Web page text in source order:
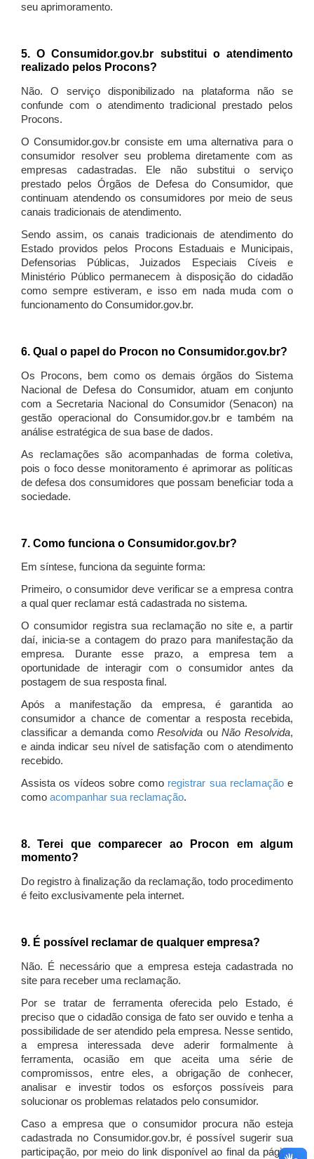
seu aprimoramento.
5. O Consumidor.gov.br substitui o atendimento
realizado pelos Procons?
Não. O serviço disponibilizado na plataforma não se
confunde com o atendimento tradicional prestado pelos
Procons.
O Consumidor.gov.br consiste em uma alternativa para o
consumidor resolver seu problema diretamente com as
empresas cadastradas. Ele não substitui o serviço
prestado pelos Órgãos de Defesa do Consumidor, que
continuam atendendo os consumidores por meio de seus
canais tradicionais de atendimento.
Sendo assim, os canais tradicionais de atendimento do
Estado providos pelos Procons Estaduais e Municipais,
Defensorias Públicas, Juizados Especiais Cíveis e
Ministério Público permanecem à disposição do cidadão
como sempre estiveram, e isso em nada muda com o
funcionamento do Consumidor.gov.br.
6. Qual o papel do Procon no Consumidor.gov.br?
Os Procons, bem como os demais órgãos do Sistema
Nacional de Defesa do Consumidor, atuam em conjunto
com a Secretaria Nacional do Consumidor (Senacon) na
gestão operacional do Consumidor.gov.br e também na
análise estratégica de sua base de dados.
As reclamações são acompanhadas de forma coletiva,
pois o foco desse monitoramento é aprimorar as políticas
de defesa dos consumidores que possam beneficiar toda a
sociedade.
7. Como funciona o Consumidor.gov.br?
Em síntese, funciona da seguinte forma:
Primeiro, o consumidor deve verificar se a empresa contra
a qual quer reclamar está cadastrada no sistema.
O consumidor registra sua reclamação no site e, a partir
daí, inicia-se a contagem do prazo para manifestação da
empresa. Durante esse prazo, a empresa tem a
oportunidade de interagir com o consumidor antes da
postagem de sua resposta final.
Após a manifestação da empresa, é garantida ao
consumidor a chance de comentar a resposta recebida,
classificar a demanda comoResolvida ouNão Resolvida,
e ainda indicar seu nível de satisfação com o atendimento
recebido.
Assista os vídeos sobre como registrar sua reclamaçãoe
como acompanhar sua reclamação.
8. Terei que comparecer ao Procon em algum
momento?
Do registro à finalização da reclamação, todo procedimento
é feito exclusivamente pela internet.
9. É possível reclamar de qualquer empresa?
Não. É necessário que a empresa esteja cadastrada no
site para receber uma reclamação.
Por se tratar de ferramenta oferecida pelo Estado, é
preciso que o cidadão consiga de fato ser ouvido e tenha a
possibilidade de ser atendido pela empresa. Nesse sentido,
a empresa interessada deve aderir formalmente à
ferramenta, ocasião em que aceita uma série de
compromissos, entre eles, a obrigação de conhecer,
analisar e investir todos os esforços possíveis para
solucionar os problemas relatados pelo consumidor.
Caso a empresa que o consumidor procura não esteja
cadastrada no Consumidor.gov.br, é possível sugerir sua
participação, por meio do link disponível ao final da página